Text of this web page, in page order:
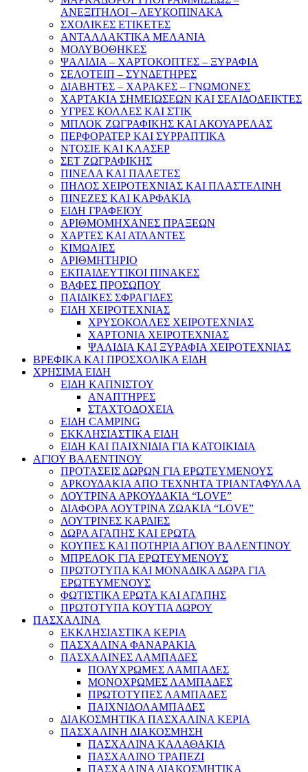
ΑΝΕΞΙΤΗΛΟΙ – ΛΕΥΚΟΠΙΝΑΚΑ
ΣΧΟΛΙΚΕΣ ΕΤΙΚΕΤΕΣ
ΑΝΤΑΛΛΑΚΤΙΚΑ ΜΕΛΑΝΙΑ
ΜΟΛΥΒΟΘΗΚΕΣ
ΨΑΛΙΔΙΑ – ΧΑΡΤΟΚΟΠΤΕΣ – ΞΥΡΑΦΙΑ
ΣΕΛΟΤΕΙΠ – ΣΥΝΔΕΤΗΡΕΣ
ΔΙΑΒΗΤΕΣ – ΧΑΡΑΚΕΣ – ΓΝΩΜΟΝΕΣ
ΧΑΡΤΑΚΙΑ ΣΗΜΕΙΩΣΕΩΝ ΚΑΙ ΣΕΛΙΔΟΔΕΙΚΤΕΣ
ΥΓΡΕΣ ΚΟΛΛΕΣ ΚΑΙ ΣΤΙΚ
ΜΠΛΟΚ ΖΩΓΡΑΦΙΚΗΣ ΚΑΙ ΑΚΟΥΑΡΕΛΑΣ
ΠΕΡΦΟΡΑΤΕΡ ΚΑΙ ΣΥΡΡΑΠΤΙΚΑ
ΝΤΟΣΙΕ ΚΑΙ ΚΛΑΣΕΡ
ΣΕΤ ΖΩΓΡΑΦΙΚΗΣ
ΠΙΝΕΛΑ ΚΑΙ ΠΑΛΕΤΕΣ
ΠΗΛΟΣ ΧΕΙΡΟΤΕΧΝΙΑΣ ΚΑΙ ΠΛΑΣΤΕΛΙΝΗ
ΠΙΝΕΖΕΣ ΚΑΙ ΚΑΡΦΑΚΙΑ
ΕΙΔΗ ΓΡΑΦΕΙΟΥ
ΑΡΙΘΜΟΜΗΧΑΝΕΣ ΠΡΑΞΕΩΝ
ΧΑΡΤΕΣ ΚΑΙ ΑΤΛΑΝΤΕΣ
ΚΙΜΩΛΙΕΣ
ΑΡΙΘΜΗΤΗΡΙΟ
ΕΚΠΑΙΔΕΥΤΙΚΟΙ ΠΙΝΑΚΕΣ
ΒΑΦΕΣ ΠΡΟΣΩΠΟΥ
ΠΑΙΔΙΚΕΣ ΣΦΡΑΓΙΔΕΣ
ΕΙΔΗ ΧΕΙΡΟΤΕΧΝΙΑΣ
ΧΡΥΣΟΚΟΛΛΕΣ ΧΕΙΡΟΤΕΧΝΙΑΣ
ΧΑΡΤΟΝΙΑ ΧΕΙΡΟΤΕΧΝΙΑΣ
ΨΑΛΙΔΙΑ ΚΑΙ ΞΥΡΑΦΙΑ ΧΕΙΡΟΤΕΧΝΙΑΣ
ΒΡΕΦΙΚΑ ΚΑΙ ΠΡΟΣΧΟΛΙΚΑ ΕΙΔΗ
ΧΡΗΣΙΜΑ ΕΙΔΗ
ΕΙΔΗ ΚΑΠΝΙΣΤΟΥ
ΑΝΑΠΤΗΡΕΣ
ΣΤΑΧΤΟΔΟΧΕΙΑ
ΕΙΔΗ CAMPING
ΕΚΚΛΗΣΙΑΣΤΙΚΑ ΕΙΔΗ
ΕΙΔΗ ΚΑΙ ΠΑΙΧΝΙΔΙΑ ΓΙΑ ΚΑΤΟΙΚΙΔΙΑ
ΑΓΙΟΥ ΒΑΛΕΝΤΙΝΟΥ
ΠΡΟΤΑΣΕΙΣ ΔΩΡΩΝ ΓΙΑ ΕΡΩΤΕΥΜΕΝΟΥΣ
ΑΡΚΟΥΔΑΚΙΑ ΑΠΟ ΤΕΧΝΗΤΑ ΤΡΙΑΝΤΑΦΥΛΛΑ
ΛΟΥΤΡΙΝΑ ΑΡΚΟΥΔΑΚΙΑ “LOVE”
ΔΙΑΦΟΡΑ ΛΟΥΤΡΙΝΑ ΖΩΑΚΙΑ “LOVE”
ΛΟΥΤΡΙΝΕΣ ΚΑΡΔΙΕΣ
ΔΩΡΑ ΑΓΑΠΗΣ ΚΑΙ ΕΡΩΤΑ
ΚΟΥΠΕΣ ΚΑΙ ΠΟΤΗΡΙΑ ΑΓΙΟΥ ΒΑΛΕΝΤΙΝΟΥ
ΜΠΡΕΛΟΚ ΓΙΑ ΕΡΩΤΕΥΜΕΝΟΥΣ
ΠΡΩΤΟΤΥΠΑ ΚΑΙ ΜΟΝΑΔΙΚΑ ΔΩΡΑ ΓΙΑ
ΕΡΩΤΕΥΜΕΝΟΥΣ
ΦΩΤΙΣΤΙΚΑ ΕΡΩΤΑ ΚΑΙ ΑΓΑΠΗΣ
ΠΡΩΤΟΤΥΠΑ ΚΟΥΤΙΑ ΔΩΡΟΥ
ΠΑΣΧΑΛΙΝΑ
ΕΚΚΛΗΣΙΑΣΤΙΚΑ ΚΕΡΙΑ
ΠΑΣΧΑΛΙΝΑ ΦΑΝΑΡΑΚΙΑ
ΠΑΣΧΑΛΙΝΕΣ ΛΑΜΠΑΔΕΣ
ΠΟΛΥΧΡΩΜΕΣ ΛΑΜΠΑΔΕΣ
ΜΟΝΟΧΡΩΜΕΣ ΛΑΜΠΑΔΕΣ
ΠΡΩΤΟΤΥΠΕΣ ΛΑΜΠΑΔΕΣ
ΠΑΙΧΝΙΔΟΛΑΜΠΑΔΕΣ
ΔΙΑΚΟΣΜΗΤΙΚΑ ΠΑΣΧΑΛΙΝΑ ΚΕΡΙΑ
ΠΑΣΧΑΛΙΝΗ ΔΙΑΚΟΣΜΗΣΗ
ΠΑΣΧΑΛΙΝΑ ΚΑΛΑΘΑΚΙΑ
ΠΑΣΧΑΛΙΝΟ ΤΡΑΠΕΖΙ
ΠΑΣΧΑΛΙΝΑ ΔΙΑΚΟΣΜΗΤΙΚΑ